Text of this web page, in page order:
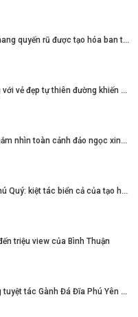
Bãi đá Móng Rồng bậc thang quyến rũ được tạo hóa ban tặng cho Cô Tô
Top 5 bãi biển Nha Trang với vẻ đẹp tự thiên đường khiến bao người thương nhớ
Hải đăng Phú Quý, nơi ngắm nhìn toàn cảnh đảo ngọc xinh đẹp
Khám phá Gành Hang Phú Quý: kiệt tác biển cả của tạo hóa
triệu view của Bình Thuận
Về xứ Nẫu chiêm ngưỡng tuyệt tác Gành Đá Đĩa Phú Yên đẹp như mơ ngay thôi nào